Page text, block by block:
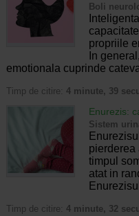
Boli
propriile
In
emotionala cuprinde
Timp de citire: 4 minute, 39
Enurezis:
Sistem
pierderea
timpul
atat in
Timp de citire: 4 minute, 32